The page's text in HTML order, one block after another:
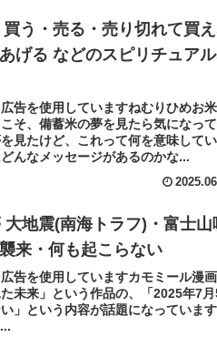
買う・売る・売り切れて買
げる などのスピリチュア
告を使用していますねむりひめお
そ、備蓄米の夢を見たら気になっ
見たけど、これって何を意味して
んなメッセージがあるのかな...
大地震(南海トラフ)・富士山
来・何も起こらない
告を使用していますカモミール漫画
未来」という作品の、「2025年7月
」という内容が話題になっています